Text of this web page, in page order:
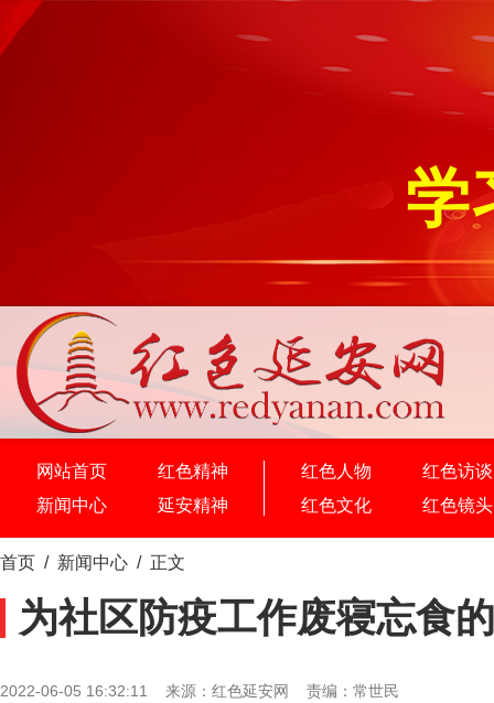
学
网站首页
红色精神
新闻中心
延安精神
红色人物
红色访谈
红色文化
红色镜头
首页 / 新闻中心 / 正文
为社区防疫工作废寝忘食
2022-06-05 16:32:11 来源：红色延安网 责编：常世民